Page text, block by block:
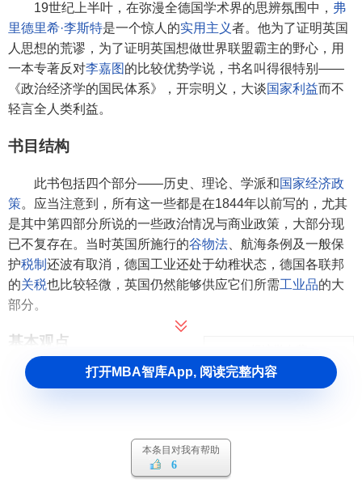
19世纪上半叶，在弥漫全德国学术界的思辨氛围中， 弗
里德里希·李斯特是一个惊人的实用主义者。他为了证明英国
人思想的荒谬，为了证明英国想做世界联盟霸主的野心，用
一本专著反对李嘉图 的比较优势学说，书名叫得很特别——
《政治经济学的国民体系》，开宗明义，大谈 国家利益而不
轻言全人类利益。
书目结构
此书包括四个部分——历史、理论、学派和国家经济政
策。应当注意到，所有这一些都是在1844年以前写的，尤其
是其中第四部分所说的一些政治情况与商业政策，大部分现
已不复存在。当时英国所施行的谷物法 、航海条例及一般保
护税制 还波有取消，德国工业还处于幼稚状态，德国各联邦
的关税也比较轻微，英国仍然能够供应它们所需工业品的大
部分。
《不完全竞争经济学》
《财富的分配》
《国富论》
《经济表》
基本观点
作为政治经济学家弗里德里
要求。他一方面反对英国资产阶
说，另一方面
又反对空想社会主义学说，提出
打开MBA智库App, 阅读完整内容
本条目对我有帮助
6